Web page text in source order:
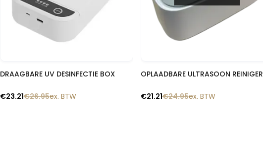
Snelle blik
DRAAGBARE UV DESINFECTIE BOX
€26.95
€23.21 ex. BTW
Snelle blik
OPLAADBARE ULTRASOON REINIGER
€24.95
€21.21 ex. BTW